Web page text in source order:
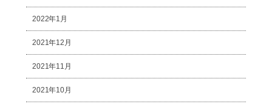
2022年1月
2021年12月
2021年11月
2021年10月